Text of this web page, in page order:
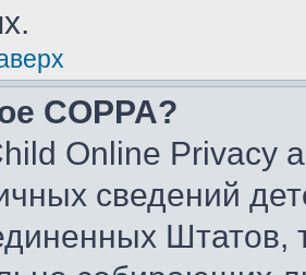
COPPA?
Online Privacy
сведений
Штатов,